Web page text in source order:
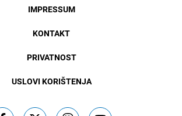
IMPRESSUM
KONTAKT
PRIVATNOST
USLOVI KORIŠTENJA